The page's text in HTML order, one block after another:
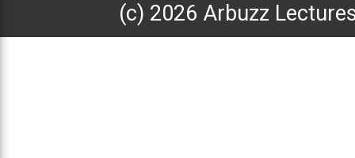
(с) 2026 Arbuzz